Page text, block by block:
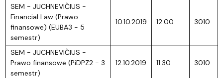
SEM - JUCHNEVIČIUS -
Financial Law (Prawo
finansowe) (EUBA3 - 5
semestr)
10.10.2019 12:00 3010
SEM - JUCHNEVIČIUS -
Prawo finansowe (PiDPZ2 - 3
semestr)
12.10.2019 11:30 3010